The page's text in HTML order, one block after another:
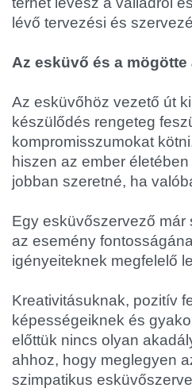
lévő tervezési és
Az esküvő és a mögötte
Az esküvőhöz vezető út
készülődés rengeteg
kompromisszumokat
hiszen az ember
jobban szeretné, ha
Egy esküvőszervező
az esemény
igényeiteknek megfelelő
Kreativitásuknak, pozitív
képességeiknek és
előttük nincs olyan
ahhoz, hogy meglegyen
szimpatikus